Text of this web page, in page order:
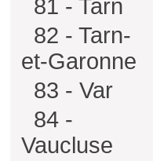
81 - Tarn
82 - Tarn-
et-Garonne
83 - Var
84 -
Vaucluse